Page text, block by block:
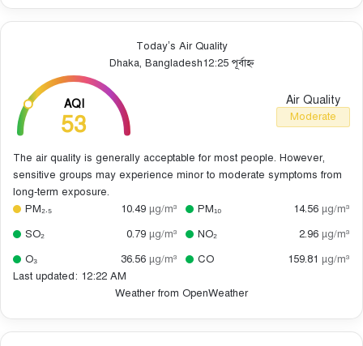
Today’s Air Quality
Dhaka, Bangladesh12:25 পূর্বাহ্ন
AQI
53
Air Quality
Moderate
The air quality is generally acceptable for most people. However,
sensitive groups may experience minor to moderate symptoms from
long-term exposure.
PM₂.₅
10.49 µg/m³ PM₁₀ 14.56 µg/m³
SO₂
0.79 µg/m³ NO₂ 2.96 µg/m³
O₃
36.56 µg/m³ CO 159.81 µg/m³
Last updated: 12:22 AM
Weather from OpenWeather